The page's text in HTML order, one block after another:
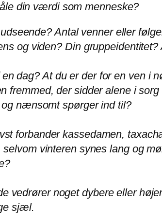
din værdi som menneske?
Antal venner eller
og viden? Din gruppeidentitet?
dag? At du er der for en ven i
fremmed, der sidder alene i
nænsomt spørger ind til?
forbander kassedamen,
vinteren synes lang og
vedrører noget dybere eller
sjæl.